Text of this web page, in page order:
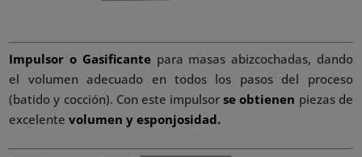
Impulsor o Gasificantepara masas abizcochadas, dando
el volumen adecuado en todos los pasos del proceso
(batido y cocción). Con este impulsorse obtienen piezas de
excelente volumen y esponjosidad.